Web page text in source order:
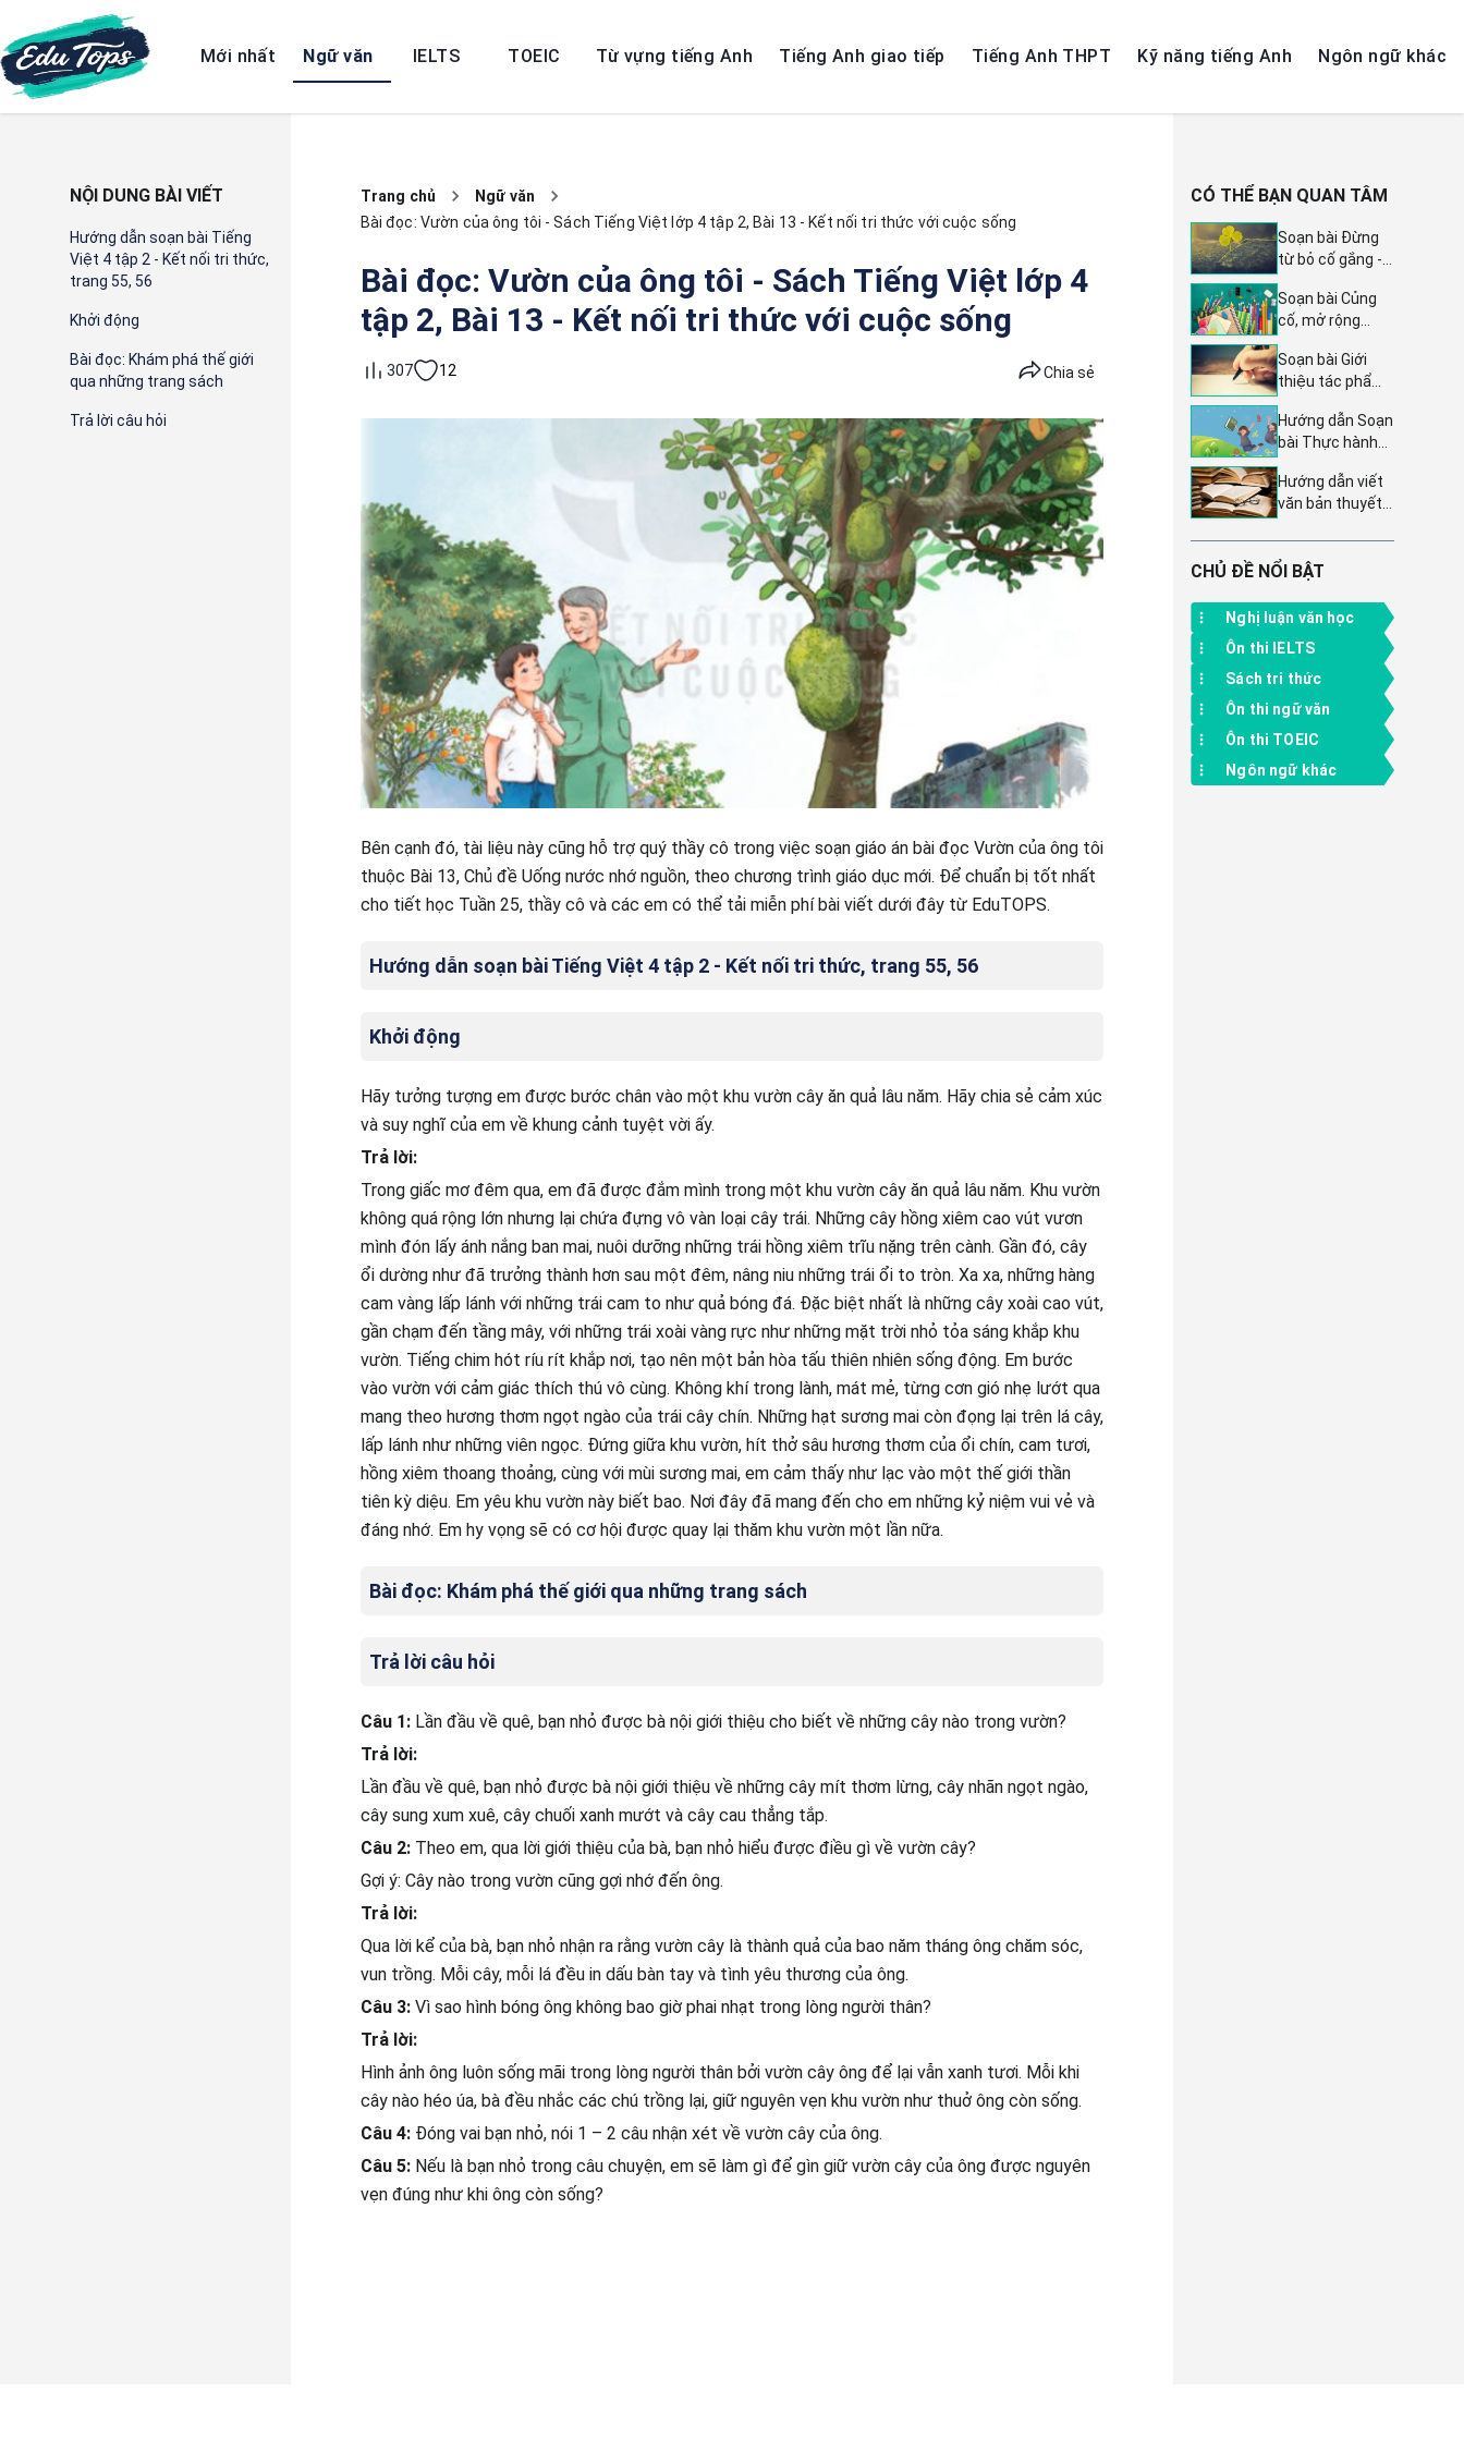
Mới nhất Ngữ văn IELTS TOEIC Từ vựng tiếng Anh Tiếng Anh giao tiếp Tiếng Anh THPT Kỹ năng tiếng Anh Ngôn ngữ khác
NỘI DUNG BÀI VIẾT
Hướng dẫn soạn bài Tiếng
Việt 4 tập 2 - Kết nối tri thức,
trang 55, 56
Khởi động
Bài đọc: Khám phá thế giới
qua những trang sách
Trả lời câu hỏi
Trang chủ
Ngữ văn
Bài đọc: Vườn của ông tôi - Sách Tiếng Việt lớp 4 tập 2, Bài 13 - Kết nối tri thức với cuộc sống
Bài đọc: Vườn của ông tôi - Sách Tiếng Việt lớp 4
tập 2, Bài 13 - Kết nối tri thức với cuộc sống
307 12 Chia sẻ
Bên cạnh đó, tài liệu này cũng hỗ trợ quý thầy cô trong việc soạn giáo án bài đọc Vườn của ông tôi
thuộc Bài 13, Chủ đề Uống nước nhớ nguồn, theo chương trình giáo dục mới. Để chuẩn bị tốt nhất
cho tiết học Tuần 25, thầy cô và các em có thể tải miễn phí bài viết dưới đây từ EduTOPS.
Hướng dẫn soạn bài Tiếng Việt 4 tập 2 - Kết nối tri thức, trang 55, 56
Khởi động
Hãy tưởng tượng em được bước chân vào một khu vườn cây ăn quả lâu năm. Hãy chia sẻ cảm xúc
và suy nghĩ của em về khung cảnh tuyệt vời ấy.
Trả lời:
Trong giấc mơ đêm qua, em đã được đắm mình trong một khu vườn cây ăn quả lâu năm. Khu vườn
không quá rộng lớn nhưng lại chứa đựng vô vàn loại cây trái. Những cây hồng xiêm cao vút vươn
mình đón lấy ánh nắng ban mai, nuôi dưỡng những trái hồng xiêm trĩu nặng trên cành. Gần đó, cây
ổi dường như đã trưởng thành hơn sau một đêm, nâng niu những trái ổi to tròn. Xa xa, những hàng
cam vàng lấp lánh với những trái cam to như quả bóng đá. Đặc biệt nhất là những cây xoài cao vút,
gần chạm đến tầng mây, với những trái xoài vàng rực như những mặt trời nhỏ tỏa sáng khắp khu
vườn. Tiếng chim hót ríu rít khắp nơi, tạo nên một bản hòa tấu thiên nhiên sống động. Em bước
vào vườn với cảm giác thích thú vô cùng. Không khí trong lành, mát mẻ, từng cơn gió nhẹ lướt qua
mang theo hương thơm ngọt ngào của trái cây chín. Những hạt sương mai còn đọng lại trên lá cây,
lấp lánh như những viên ngọc. Đứng giữa khu vườn, hít thở sâu hương thơm của ổi chín, cam tươi,
hồng xiêm thoang thoảng, cùng với mùi sương mai, em cảm thấy như lạc vào một thế giới thần
tiên kỳ diệu. Em yêu khu vườn này biết bao. Nơi đây đã mang đến cho em những kỷ niệm vui vẻ và
đáng nhớ. Em hy vọng sẽ có cơ hội được quay lại thăm khu vườn một lần nữa.
Bài đọc: Khám phá thế giới qua những trang sách
Trả lời câu hỏi
Câu 1: Lần đầu về quê, bạn nhỏ được bà nội giới thiệu cho biết về những cây nào trong vườn?
Trả lời:
Lần đầu về quê, bạn nhỏ được bà nội giới thiệu về những cây mít thơm lừng, cây nhãn ngọt ngào,
cây sung xum xuê, cây chuối xanh mướt và cây cau thẳng tắp.
Câu 2: Theo em, qua lời giới thiệu của bà, bạn nhỏ hiểu được điều gì về vườn cây?
Gợi ý: Cây nào trong vườn cũng gợi nhớ đến ông.
Trả lời:
Qua lời kể của bà, bạn nhỏ nhận ra rằng vườn cây là thành quả của bao năm tháng ông chăm sóc,
vun trồng. Mỗi cây, mỗi lá đều in dấu bàn tay và tình yêu thương của ông.
Câu 3: Vì sao hình bóng ông không bao giờ phai nhạt trong lòng người thân?
Trả lời:
Hình ảnh ông luôn sống mãi trong lòng người thân bởi vườn cây ông để lại vẫn xanh tươi. Mỗi khi
cây nào héo úa, bà đều nhắc các chú trồng lại, giữ nguyên vẹn khu vườn như thuở ông còn sống.
Câu 4: Đóng vai bạn nhỏ, nói 1 – 2 câu nhận xét về vườn cây của ông.
Câu 5: Nếu là bạn nhỏ trong câu chuyện, em sẽ làm gì để gìn giữ vườn cây của ông được nguyên
vẹn đúng như khi ông còn sống?
CÓ THỂ BẠN QUAN TÂM
Soạn bài Đừng
từ bỏ cố gắng -
trang 15 sách
Chân trời sáng
Hướng dẫn chi
tiết và sâu sắc
Soạn bài Củng
cố, mở rộng
nối tri thức 10:
Hướng dẫn chi
10, sách Kết nối
tri thức tập 2
Soạn bài Giới
thiệu tác phẩm
theo) - Ngữ văn
lớp 11, trang
nối tri thức tập 2
Hướng dẫn Soạn
bài Thực hành
86 - Sách Kết
nối tri thức 10 |
Hướng dẫn viết
văn bản thuyết
phẩm văn học:
Kỹ năng và
chi tiết
CHỦ ĐỀ NỔI BẬT
Nghị luận văn học
Ôn thi IELTS
Sách tri thức
Ôn thi ngữ văn
Ôn thi TOEIC
Ngôn ngữ khác